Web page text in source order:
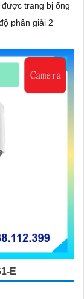
được trang bị ống
phân giải 2
E